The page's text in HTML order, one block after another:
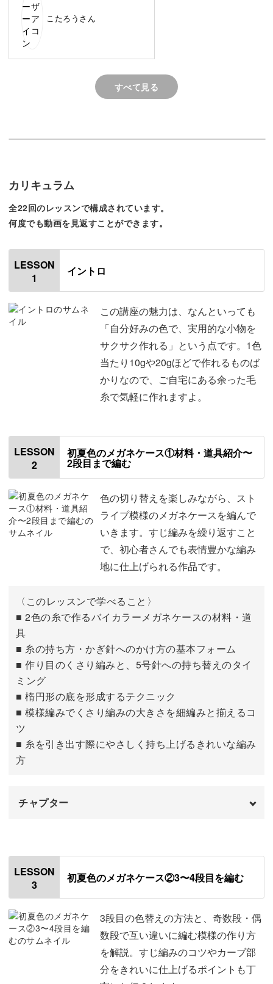
に作っていきましょう！
暮らしで活躍する小物たち
しています。
大切なメガネをやさしく守ってくれますよ。
ランチバッグは底をしっかり編み込んでいるため、お弁当
や小物を入れても安定感ばっちり。
カップスリーブは手に持った時のフィット感も心地よく、
いつものコーヒータイムがちょっと特別な時間に変わりま
「かわいい」と「便利」をどちらも楽しめる、毎日使いた
くなる作品ばかりです♪
ント。
新しく糸を準備しなくても、今すぐ作品作りを始められる
のが嬉しいところです♪
おうちにある糸を活用できるからエコで、節約にもなりま
す。
忙しい方でも安心◎
色を変えるだけで雰囲気がガラッと変わるので、つい何個
も編みたくなってしまいます♪
きいててすてきです
こたろうさん
すべて見る
カリキュラム
全22回のレッスンで構成されています。
何度でも動画を見返すことができます。
LESSON
1
イントロ
この講座の魅力は、なんといっても
「自分好みの色で、実用的な小物を
サクサク作れる」という点です。1色
当たり10gや20gほどで作れるものば
かりなので、ご自宅にある余った毛
糸で気軽に作れますよ。
LESSON
2
初夏色のメガネケース①材料・道具紹介〜
2段目まで編む
色の切り替えを楽しみながら、スト
ライプ模様のメガネケースを編んで
いきます。すじ編みを繰り返すこと
で、初心者さんでも表情豊かな編み
地に仕上げられる作品です。
〈このレッスンで学べること〉
■ 2色の糸で作るバイカラーメガネケースの材料・道
具
■ 糸の持ち方・かぎ針へのかけ方の基本フォーム
■ 作り目のくさり編みと、5号針への持ち替えのタイ
ミング
■ 楕円形の底を形成するテクニック
■ 模様編みでくさり編みの大きさを細編みと揃えるコ
ツ
■ 糸を引き出す際にやさしく持ち上げるきれいな編み
方
チャプター
使用材料・道具
編み方について
作り目を編む 03:07
1段目を編む 05:41
13:11
LESSON
3
初夏色のメガネケース②3〜4段目を編む
3段目の色替えの方法と、奇数段・偶
数段で互い違いに編む模様の作り方
を解説。すじ編みのコツやカーブ部
分をきれいに仕上げるポイントも丁